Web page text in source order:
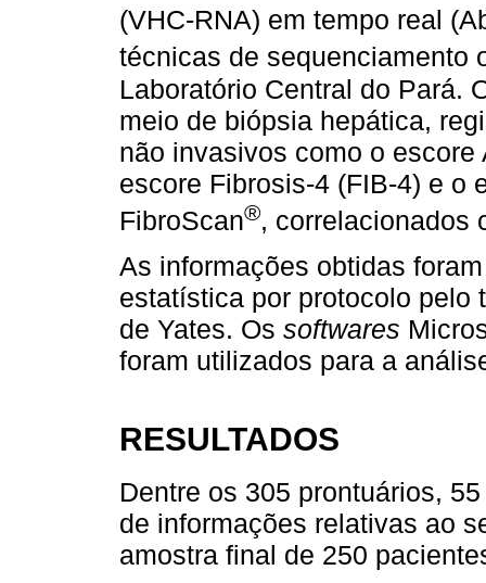
(VHC-RNA) em tempo real
técnicas de sequenciamento
Laboratório Central do Pará.
meio de biópsia hepática,
não invasivos como o
escore Fibrosis-4 (FIB-4) e o
FibroScan®, correlacionados
As informações obtidas
estatística por protocolo pelo
de Yates. Os softwares
foram utilizados para a
RESULTADOS
Dentre os 305 prontuários,
de informações relativas ao
amostra final de 250